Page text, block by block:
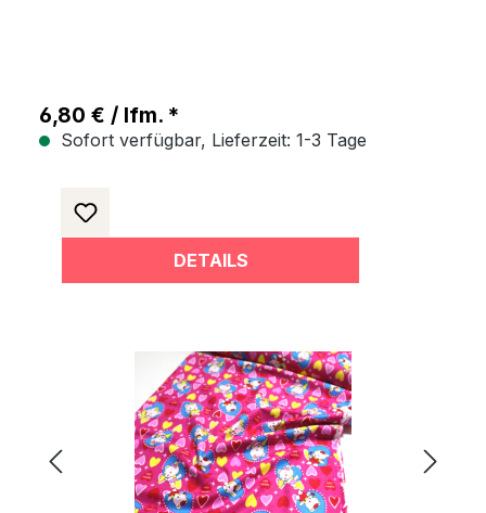
6,80 € / lfm. *
Sofort verfügbar, Lieferzeit: 1-3 Tage
DETAILS